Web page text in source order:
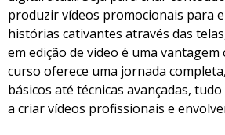
produzir vídeos promocionais para
histórias cativantes através das
em edição de vídeo é uma
curso oferece uma jornada
básicos até técnicas avançadas,
a criar vídeos profissionais e